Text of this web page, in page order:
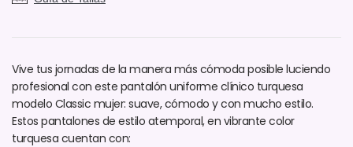
Vive tus jornadas de la manera más cómoda posible luciendo
profesional con este pantalón uniforme clínico turquesa
modelo Classic mujer: suave, cómodo y con mucho estilo.
Estos pantalones de estilo atemporal, en vibrante color
turquesa cuentan con: